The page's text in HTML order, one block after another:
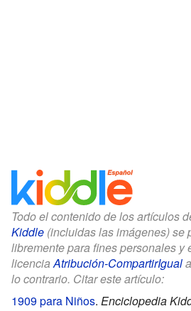
Todo el contenido de los artículos
Kiddle (incluidas las imágenes) se
libremente para fines personales y
licencia Atribución-CompartirIgual
lo contrario. Citar este artículo:
1909 para Niños. Enciclopedia